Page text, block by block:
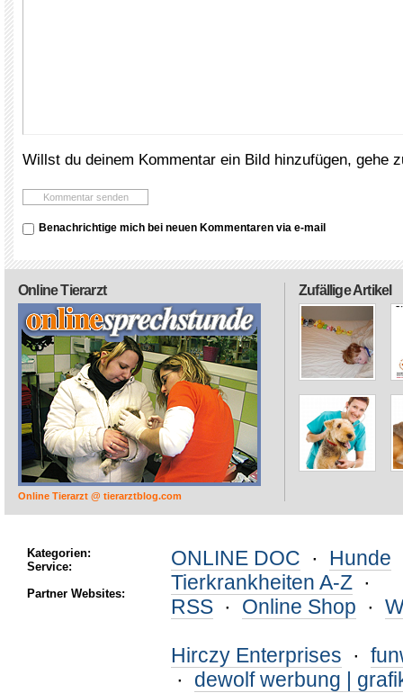
Willst du deinem Kommentar ein Bild hinzufügen, gehe
Benachrichtige mich bei neuen Kommentaren via e-mail
Zufällige Artikel
Online Tierarzt
Online Tierarzt @ tierarztblog.com
Kategorien:
Service:
Partner Websites:
ONLINE DOC · Hunde
Tierkrankheiten A-Z ·
RSS · Online Shop ·
Hirczy Enterprises ·
· dewolf werbung |